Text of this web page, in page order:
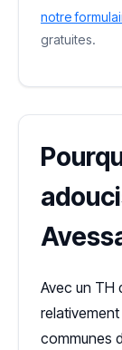
notre
gratuites.
Avec un TH
relativement
communes